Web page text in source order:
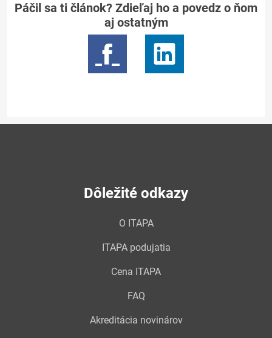
Páčil sa ti článok? Zdieľaj ho a povedz o ňom
aj ostatným
Dôležité odkazy
O ITAPA
ITAPA podujatia
Cena ITAPA
FAQ
Akreditácia novinárov